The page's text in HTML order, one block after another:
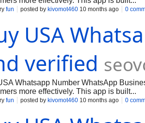
fun posted by kivomot460 10 months ago 0
USA
verified
Whatsapp Number WhatsApp
more effectively. This app is built...
fun posted by kivomot460 10 months ago 0